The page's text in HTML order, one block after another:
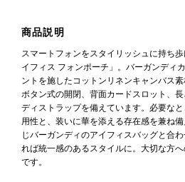
商品説明
スマートフォンをスタイリッシュに持ち
イフィス フォンポーチ」。バーガンディ
ントを施したコットンリネンキャンバス
ボタン式の開閉、背面カードスロット、
ディストラップを備えています。必要な
用性と、装いに華を添える存在感を兼ね
じバーガンディのアイフィスバッグと合
れば統一感のあるスタイルに。大切な方
です。